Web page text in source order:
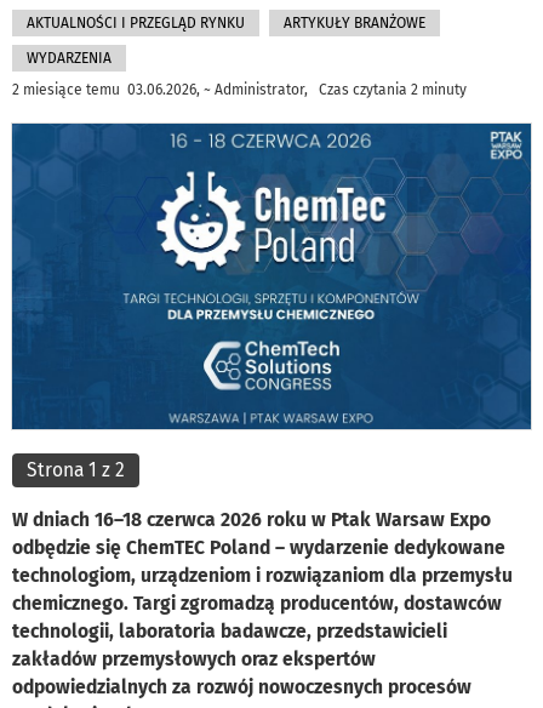
AKTUALNOŚCI I PRZEGLĄD RYNKU ARTYKUŁY BRANŻOWE
WYDARZENIA
2 miesiące temu 03.06.2026, ~ Administrator, Czas czytania 2 minuty
Strona 1 z 2
W dniach 16–18 czerwca 2026 roku w Ptak Warsaw Expo
odbędzie się ChemTEC Poland – wydarzenie dedykowane
technologiom, urządzeniom i rozwiązaniom dla przemysłu
chemicznego. Targi zgromadzą producentów, dostawców
technologii, laboratoria badawcze, przedstawicieli
zakładów przemysłowych oraz ekspertów
odpowiedzialnych za rozwój nowoczesnych procesów